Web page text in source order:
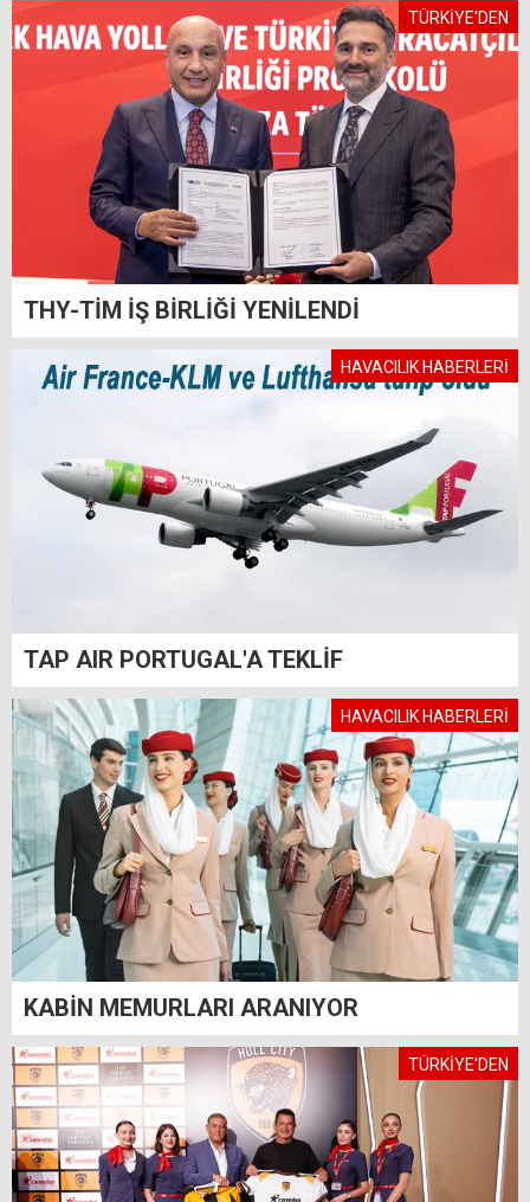
TÜRKİYE'DEN
THY-TİM İŞ BİRLİĞİ YENİLENDİ
HAVACILIK HABERLERİ
TAP AIR PORTUGAL'A TEKLİF
HAVACILIK HABERLERİ
KABİN MEMURLARI ARANIYOR
TÜRKİYE'DEN